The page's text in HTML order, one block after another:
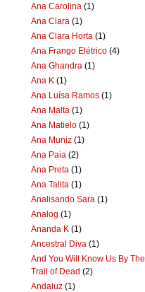
Ana Carolina (1)
Ana Clara (1)
Ana Clara Horta (1)
Ana Frango Elétrico (4)
Ana Ghandra (1)
Ana K (1)
Ana Luísa Ramos (1)
Ana Malta (1)
Ana Matielo (1)
Ana Muniz (1)
Ana Paia (2)
Ana Preta (1)
Ana Talita (1)
Analisando Sara (1)
Analog (1)
Ananda K (1)
Ancestral Diva (1)
And You Will Know Us By The
Trail of Dead (2)
Andaluz (1)